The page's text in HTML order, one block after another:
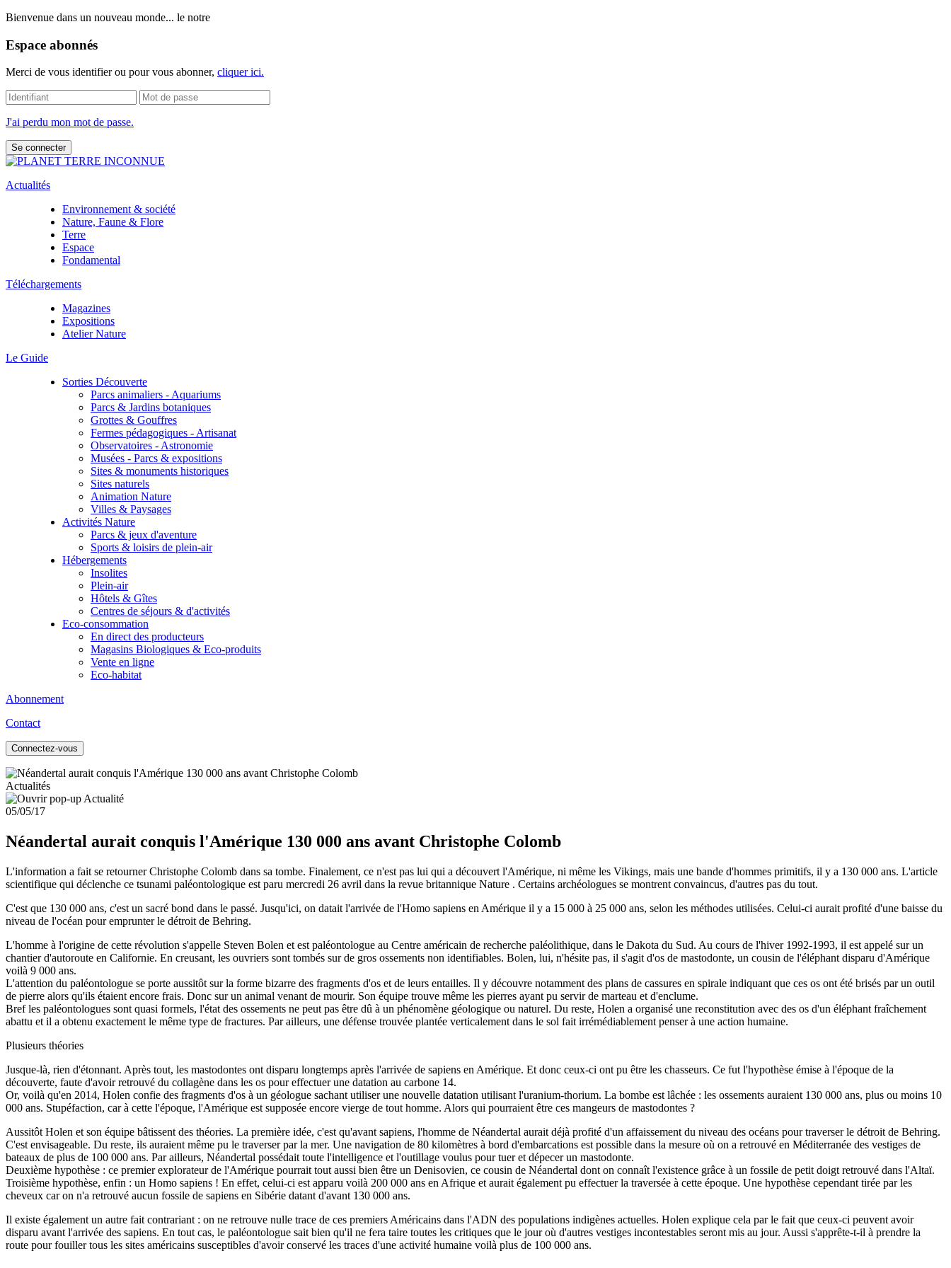
Bienvenue dans un nouveau monde... le notre
Espace abonnés
Merci de vous identifier ou pour vous abonner, cliquer ici.
J'ai perdu mon mot de passe.
Actualités
Environnement & société
Nature, Faune & Flore
Terre
Espace
Fondamental
Téléchargements
Magazines
Expositions
Atelier Nature
Le Guide
Sorties Découverte
Parcs animaliers - Aquariums
Parcs & Jardins botaniques
Grottes & Gouffres
Fermes pédagogiques - Artisanat
Observatoires - Astronomie
Musées - Parcs & expositions
Sites & monuments historiques
Sites naturels
Animation Nature
Villes & Paysages
Activités Nature
Parcs & jeux d'aventure
Sports & loisirs de plein-air
Hébergements
Insolites
Plein-air
Hôtels & Gîtes
Centres de séjours & d'activités
Eco-consommation
En direct des producteurs
Magasins Biologiques & Eco-produits
Vente en ligne
Eco-habitat
Abonnement
Contact
Connectez-vous
Actualités
05/05/17
Néandertal aurait conquis l'Amérique 130 000 ans avant Christophe Colomb
L'information a fait se retourner Christophe Colomb dans sa tombe. Finalement, ce n'est pas lui qui a découvert l'Amérique, ni même les Vikings, mais une bande d'hommes primitifs, il y a 130 000 ans. L'article
scientifique qui déclenche ce tsunami paléontologique est paru mercredi 26 avril dans la revue britannique Nature . Certains archéologues se montrent convaincus, d'autres pas du tout.
C'est que 130 000 ans, c'est un sacré bond dans le passé. Jusqu'ici, on datait l'arrivée de l'Homo sapiens en Amérique il y a 15 000 à 25 000 ans, selon les méthodes utilisées. Celui-ci aurait profité d'une baisse du
niveau de l'océan pour emprunter le détroit de Behring.
L'homme à l'origine de cette révolution s'appelle Steven Bolen et est paléontologue au Centre américain de recherche paléolithique, dans le Dakota du Sud. Au cours de l'hiver 1992-1993, il est appelé sur un
chantier d'autoroute en Californie. En creusant, les ouvriers sont tombés sur de gros ossements non identifiables. Bolen, lui, n'hésite pas, il s'agit d'os de mastodonte, un cousin de l'éléphant disparu d'Amérique
voilà 9 000 ans.
L'attention du paléontologue se porte aussitôt sur la forme bizarre des fragments d'os et de leurs entailles. Il y découvre notamment des plans de cassures en spirale indiquant que ces os ont été brisés par un outil
de pierre alors qu'ils étaient encore frais. Donc sur un animal venant de mourir. Son équipe trouve même les pierres ayant pu servir de marteau et d'enclume.
Bref les paléontologues sont quasi formels, l'état des ossements ne peut pas être dû à un phénomène géologique ou naturel. Du reste, Holen a organisé une reconstitution avec des os d'un éléphant fraîchement
abattu et il a obtenu exactement le même type de fractures. Par ailleurs, une défense trouvée plantée verticalement dans le sol fait irrémédiablement penser à une action humaine.
Plusieurs théories
Jusque-là, rien d'étonnant. Après tout, les mastodontes ont disparu longtemps après l'arrivée de sapiens en Amérique. Et donc ceux-ci ont pu être les chasseurs. Ce fut l'hypothèse émise à l'époque de la
découverte, faute d'avoir retrouvé du collagène dans les os pour effectuer une datation au carbone 14.
Or, voilà qu'en 2014, Holen confie des fragments d'os à un géologue sachant utiliser une nouvelle datation utilisant l'uranium-thorium. La bombe est lâchée : les ossements auraient 130 000 ans, plus ou moins 10
000 ans. Stupéfaction, car à cette l'époque, l'Amérique est supposée encore vierge de tout homme. Alors qui pourraient être ces mangeurs de mastodontes ?
Aussitôt Holen et son équipe bâtissent des théories. La première idée, c'est qu'avant sapiens, l'homme de Néandertal aurait déjà profité d'un affaissement du niveau des océans pour traverser le détroit de Behring.
C'est envisageable. Du reste, ils auraient même pu le traverser par la mer. Une navigation de 80 kilomètres à bord d'embarcations est possible dans la mesure où on a retrouvé en Méditerranée des vestiges de
bateaux de plus de 100 000 ans. Par ailleurs, Néandertal possédait toute l'intelligence et l'outillage voulus pour tuer et dépecer un mastodonte.
Deuxième hypothèse : ce premier explorateur de l'Amérique pourrait tout aussi bien être un Denisovien, ce cousin de Néandertal dont on connaît l'existence grâce à un fossile de petit doigt retrouvé dans l'Altaï.
Troisième hypothèse, enfin : un Homo sapiens ! En effet, celui-ci est apparu voilà 200 000 ans en Afrique et aurait également pu effectuer la traversée à cette époque. Une hypothèse cependant tirée par les
cheveux car on n'a retrouvé aucun fossile de sapiens en Sibérie datant d'avant 130 000 ans.
Il existe également un autre fait contrariant : on ne retrouve nulle trace de ces premiers Américains dans l'ADN des populations indigènes actuelles. Holen explique cela par le fait que ceux-ci peuvent avoir
disparu avant l'arrivée des sapiens. En tout cas, le paléontologue sait bien qu'il ne fera taire toutes les critiques que le jour où d'autres vestiges incontestables seront mis au jour. Aussi s'apprête-t-il à prendre la
route pour fouiller tous les sites américains susceptibles d'avoir conservé les traces d'une activité humaine voilà plus de 100 000 ans.